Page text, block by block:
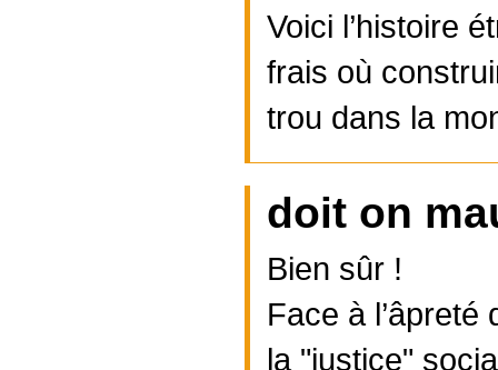
Voici l’histoire
frais où
trou dans la
doit on
Bien sûr !
Face à
la "justice"